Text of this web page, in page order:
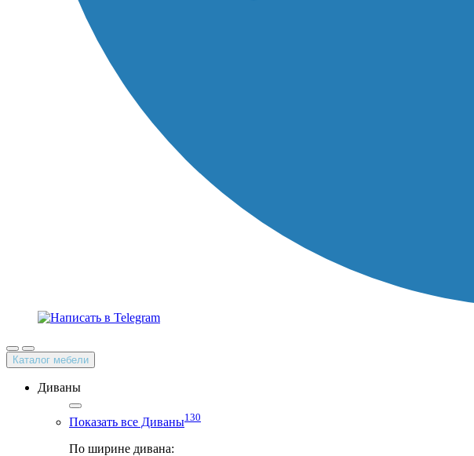
Каталог мебели
Диваны
Показать все Диваны130
По ширине дивана: